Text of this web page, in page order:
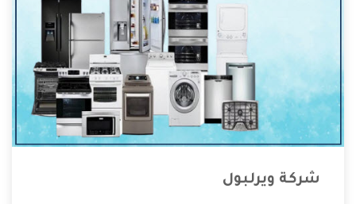
شركة ويرلبول